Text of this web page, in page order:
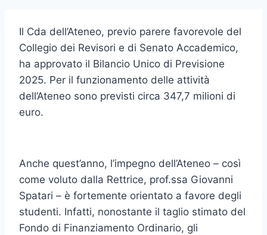
Il Cda dell’Ateneo, previo parere favorevole del
Collegio dei Revisori e di Senato Accademico,
ha approvato il Bilancio Unico di Previsione
2025. Per il funzionamento delle attività
dell’Ateneo sono previsti circa 347,7 milioni di
euro.
Anche quest’anno, l’impegno dell’Ateneo – così
come voluto dalla Rettrice, prof.ssa Giovanni
Spatari – è fortemente orientato a favore degli
studenti. Infatti, nonostante il taglio stimato del
Fondo di Finanziamento Ordinario, gli